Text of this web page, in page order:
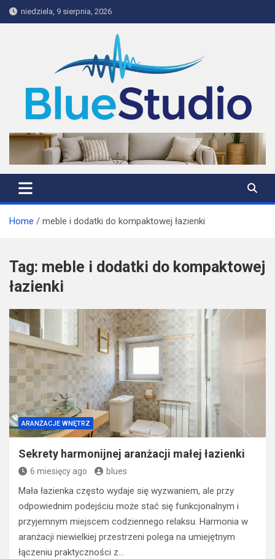
Skip
to
niedziela, 9 sierpnia, 2026
BlueStudio
Home meble i dodatki do kompaktowej łazienki
Tag: meble i dodatki do kompaktowej
łazienki
ARANŻACJE WNĘTRZ
Sekrety harmonijnej aranżacji małej łazienki
6 miesięcy ago blues
Mała łazienka często wydaje się wyzwaniem, ale przy
odpowiednim podejściu może stać się funkcjonalnym i
przyjemnym miejscem codziennego relaksu. Harmonia w
aranżacji niewielkiej przestrzeni polega na umiejętnym
łączeniu praktyczności z…